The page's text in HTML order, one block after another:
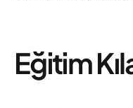
Eğitim